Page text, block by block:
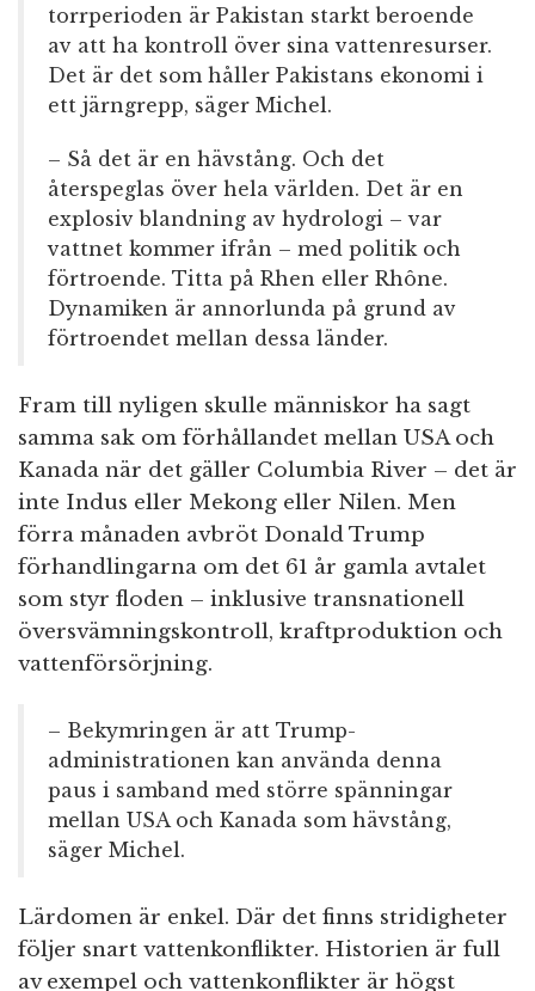
torrperioden är Pakistan starkt beroende
av att ha kontroll över sina vattenresurser.
Det är det som håller Pakistans ekonomi i
ett järngrepp, säger Michel.
– Så det är en hävstång. Och det
återspeglas över hela världen. Det är en
explosiv blandning av hydrologi – var
vattnet kommer ifrån – med politik och
förtroende. Titta på Rhen eller Rhône.
Dynamiken är annorlunda på grund av
förtroendet mellan dessa länder.
Fram till nyligen skulle människor ha sagt
samma sak om förhållandet mellan USA och
Kanada när det gäller Columbia River – det är
inte Indus eller Mekong eller Nilen. Men
förra månaden avbröt Donald Trump
förhandlingarna om det 61 år gamla avtalet
som styr floden – inklusive transnationell
översvämningskontroll, kraftproduktion och
vattenförsörjning.
– Bekymringen är att Trump-
administrationen kan använda denna
paus i samband med större spänningar
mellan USA och Kanada som hävstång,
säger Michel.
Lärdomen är enkel. Där det finns stridigheter
följer snart vattenkonflikter. Historien är full
av exempel och vattenkonflikter är högst